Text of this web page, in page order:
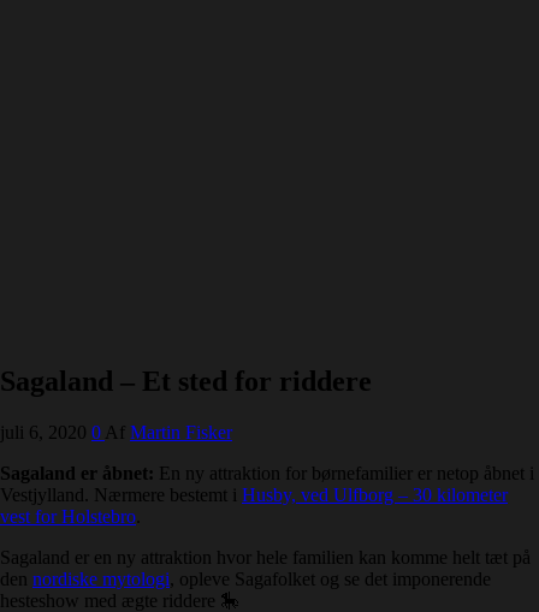
Sagaland – Et sted for riddere
juli 6, 2020 0 Af Martin Fisker
Sagaland er åbnet: En ny attraktion for børnefamilier er netop åbnet i
Vestjylland. Nærmere bestemt i Husby, ved Ulfborg – 30 kilometer
vest for Holstebro
Sagaland er en ny attraktion hvor hele familien kan komme helt tæt på
den nordiske mytologi, opleve Sagafolket og se det imponerende
hesteshow med ægte riddere 🎠